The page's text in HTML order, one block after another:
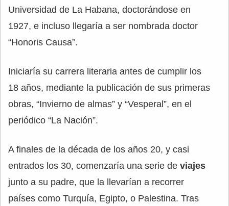
Universidad de La Habana, doctorándose en
1927, e incluso llegaría a ser nombrada doctor
“Honoris Causa”.
Iniciaría su carrera literaria antes de cumplir los
18 años, mediante la publicación de sus primeras
obras, “Invierno de almas” y “Vesperal”, en el
periódico “La Nación”.
A finales de la década de los años 20, y casi
entrados los 30, comenzaría una serie de viajes
junto a su padre, que la llevarían a recorrer
países como Turquía, Egipto, o Palestina. Tras